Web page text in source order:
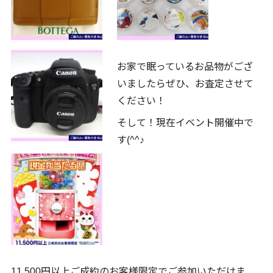
お家で眠っているお品物がござ
いましたらぜひ、お査定させて
ください！
そして！現在イベント開催中で
す(^^♪